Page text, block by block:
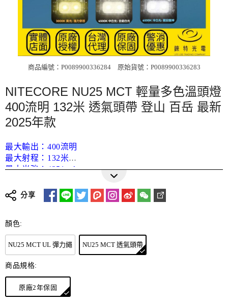
商品編號：P0089900336284 原始貨號：P0089900336283
NITECORE NU25 MCT 輕量多色溫頭燈
400流明 132米 透氣頭帶 登山 百岳 最新
2025年款
最大輸出：400流明
最大射程：132米
最大光強：4351 cd
LED燈珠：NiteLab MCT UHE LEDs
特殊模式：信標, SOS, 警示慢閃
色溫類型：3000K暖光, 4500K中白光, 6500K冷白光
產品尺寸：60.0mm x 34.4mm x 27.2mm
應用場景：戶外 / 露營 / 徒步 / 夜跑
更多詳細介紹
分享
顏色:
NU25 MCT UL 彈力繩 NU25 MCT 透氣頭帶
商品規格:
原廠2年保固